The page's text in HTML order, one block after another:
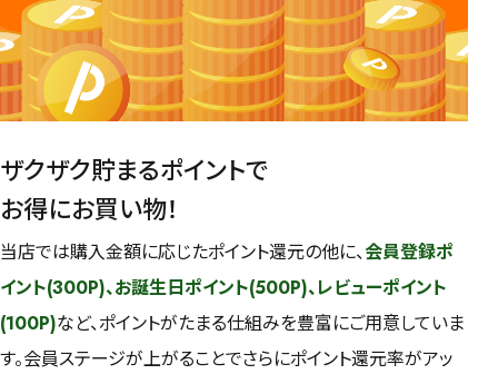
ザクザク貯まるポイントで
お得にお買い物！
当店では購入金額に応じたポイント還元の他に、会員登録ポ
イント(300P)、お誕生日ポイント(500P)、レビューポイント
(100P)など、ポイントがたまる仕組みを豊富にご用意していま
す。会員ステージが上がることでさらにポイント還元率がアッ